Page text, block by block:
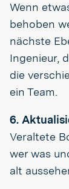
Wenn
behoben
nächste
Ingenieur,
die
ein Team.
6.
Veraltete
wer was
alt